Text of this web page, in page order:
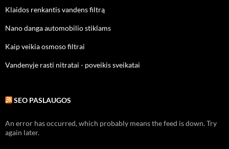
Klaidos renkantis vandens filtrą
Nano danga automobilio stiklams
Kaip veikia osmoso filtrai
Vandenyje rasti nitratai - poveikis sveikatai
SEO PASLAUGOS
An error has occurred, which probably means the feed is down. Try
again later.